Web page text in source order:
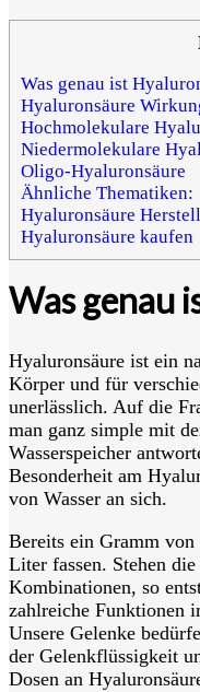
Was genau ist
Hyaluronsäure
Hochmolekulare
Niedermolekulare
Oligo-Hyaluronsäure
Ähnliche Thematiken:
Hyaluronsäure
Hyaluronsäure kaufen
Was genau
Hyaluronsäure ist ein
Körper und für
unerlässlich. Auf die
man ganz simple mit
Wasserspeicher
Besonderheit am
von Wasser an sich.
Bereits ein Gramm
Liter fassen. Stehen
Kombinationen, so
zahlreiche Funktionen
Unsere Gelenke
der Gelenkflüssigkeit
Dosen an